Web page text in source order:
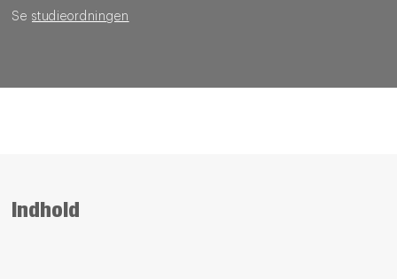
Se studieordningen
Indhold